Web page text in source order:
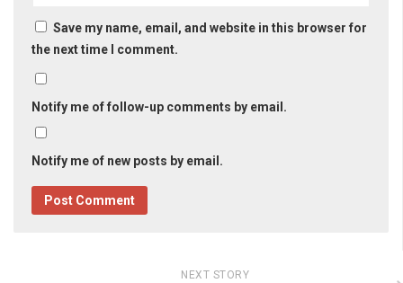
Save my name, email, and website in this browser for
the next time I comment.
Notify me of follow-up comments by email.
Notify me of new posts by email.
NEXT STORY